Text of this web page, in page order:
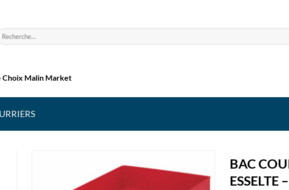
:
Choix Malin Market
BAC